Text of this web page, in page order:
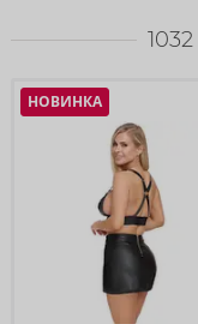
1032
НОВИНКА